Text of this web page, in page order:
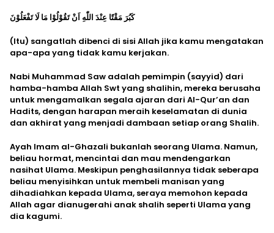
كَبُرَ مَقْتًا عِنْدَ اللّٰهِ اَنْ تَقُوْلُوْا مَا لَا تَفْعَلُوْنَ
(Itu) sangatlah dibenci di sisi Allah jika kamu mengatakan
apa-apa yang tidak kamu kerjakan.
Nabi Muhammad Saw adalah pemimpin (sayyid) dari
hamba-hamba Allah Swt yang shalihin, mereka berusaha
untuk mengamalkan segala ajaran dari Al-Qur’an dan
Hadits, dengan harapan meraih keselamatan di dunia
dan akhirat yang menjadi dambaan setiap orang Shalih.
Ayah Imam al-Ghazali bukanlah seorang Ulama. Namun,
beliau hormat, mencintai dan mau mendengarkan
nasihat Ulama. Meskipun penghasilannya tidak seberapa
beliau menyisihkan untuk membeli manisan yang
dihadiahkan kepada Ulama, seraya memohon kepada
Allah agar dianugerahi anak shalih seperti Ulama yang
dia kagumi.